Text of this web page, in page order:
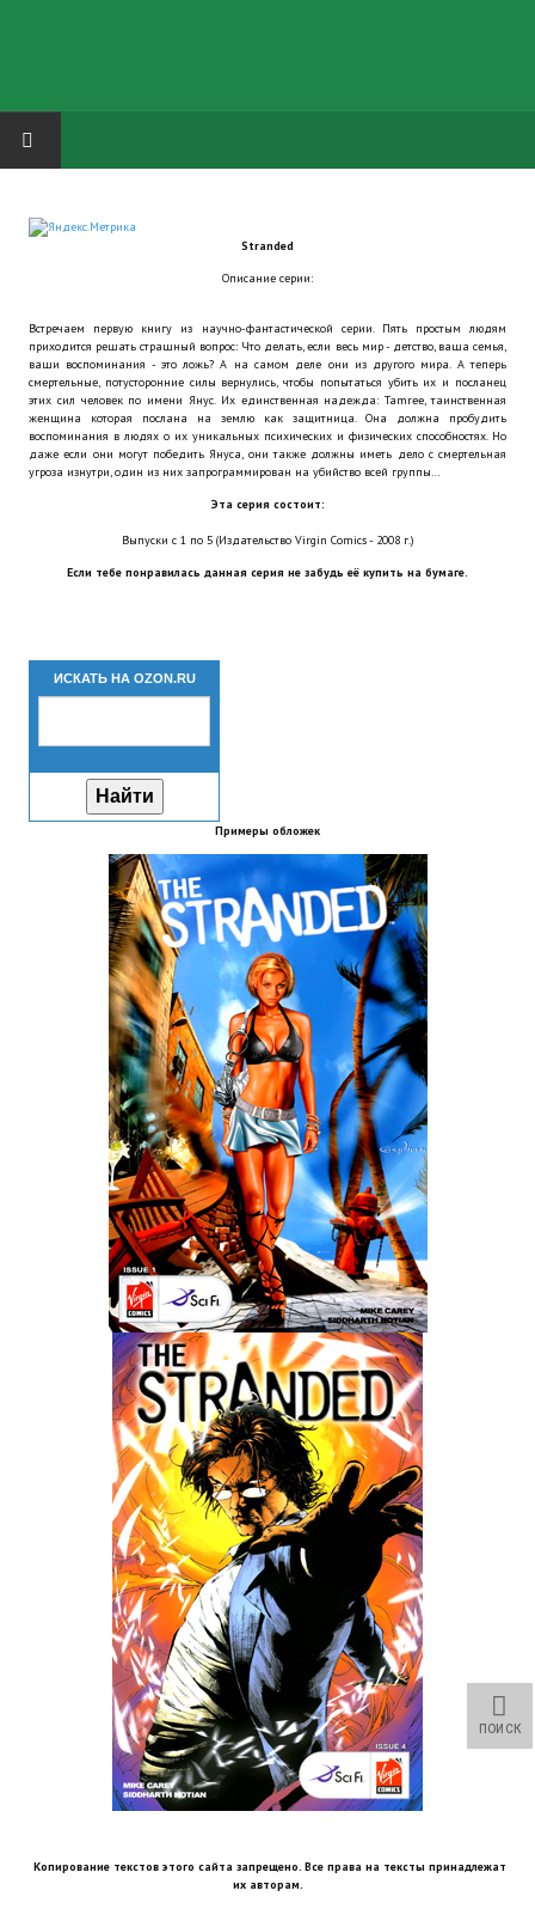
Русская биржа
Теневой кардинал для Обливиона
Aliens vs Predator 2 (Русские субтитры)
Dungeon Siege 2 Legendary Mod (Русские субтитры)
Работы Alexandra10
Kitana HGEC
Apella CBBE SSE BodySlide (with Physics)
Kitana CBBE SSE BodySlide (with Physics)
Nekomimi
New Light Skyrim SE
SB Corset Armor CBBE SSE BodySlide (with Physics)
Wedding Wear CBBE SSE BodySlide (with Physics)
Работы Тестера 55
Наёмный оборотень
Небесный воин
Немного героев меча и магии
Расширенная версия Х3
REBalance
Работы Kuroneko
Doom 3 Remaster Fan Edition
X2 - The Threat Remaster Fan Edition
Quake III Arena Remaster Fan Edition
Star Trek Voyager Elite Force Remaster Fan Edition
Sacred Gold Remaster Fan Edition
Red Faction remaster Fan Edition
Aliens versus Predator 1 Remaster Fan Edition
Корсары 3 Сундук мертвеца Remaster Fan Edition
Stranded
Описание серии:
Встречаем первую книгу из научно-фантастической серии. Пять простым людям
приходится решать страшный вопрос: Что делать, если весь мир - детство, ваша семья,
ваши воспоминания - это ложь? А на самом деле они из другого мира. А теперь
смертельные, потусторонние силы вернулись, чтобы попытаться убить их и посланец
этих сил человек по имени Янус. Их единственная надежда: Tamree, таинственная
женщина которая послана на землю как защитница. Она должна пробудить
воспоминания в людях о их уникальных психических и физических способностях. Но
даже если они могут победить Януса, они также должны иметь дело с смертельная
угроза изнутри, один из них запрограммирован на убийство всей группы…
Эта серия состоит:
Выпуски с 1 по 5 (Издательство Virgin Comics - 2008 г.)
Если тебе понравилась данная серия не забудь её купить на бумаге.
ИСКАТЬ НА OZON.RU
Примеры обложек
Копирование текстов этого сайта запрещено. Все права на тексты принадлежат
их авторам.
ПОИСК